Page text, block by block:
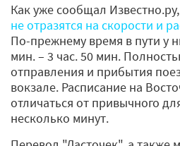
Как уже сообщал
не отразятся на скорости и
По-прежнему время в пути у
мин. – 3 час. 50 мин.
отправления и прибытия
вокзале. Расписание на
отличаться от привычного
несколько минут.